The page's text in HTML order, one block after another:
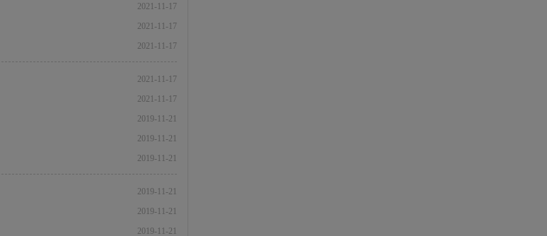
2021-11-17
2021-11-17
2021-11-17
2021-11-17
2021-11-17
2019-11-21
2019-11-21
2019-11-21
2019-11-21
2019-11-21
2019-11-21